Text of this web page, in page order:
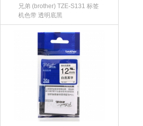
兄弟 (brother) TZE-S131 标签
机色带 透明底黑